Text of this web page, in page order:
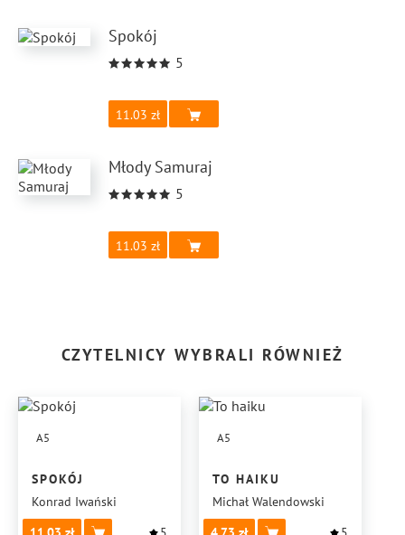
Spokój
5
11.03
Młody Samuraj
5
11.03
CZYTELNICY WYBRALI RÓWNIEŻ
A5
SPOKÓJ
Konrad Iwański
A5
TO HAIKU
Michał Walendowski